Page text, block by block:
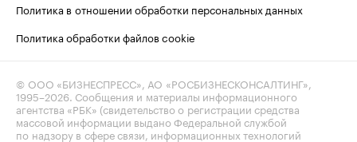
Политика в отношении обработки персональных данных
Политика обработки файлов cookie
© ООО «БИЗНЕСПРЕСС», АО «РОСБИЗНЕСКОНСАЛТИНГ»,
1995–2026. Сообщения и материалы информационного
агентства «РБК» (свидетельство о регистрации средства
массовой информации выдано Федеральной службой
по надзору в сфере связи, информационных технологий